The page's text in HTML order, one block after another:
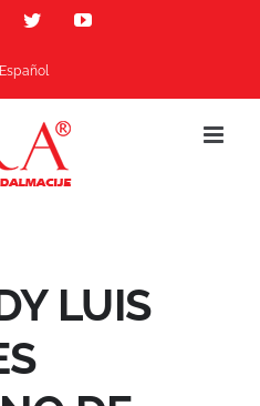
TwitterYouTube
Español
LUIS